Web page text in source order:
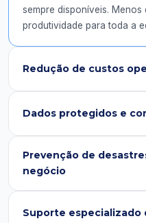
sempre disponíveis. Menos
produtividade para toda a
Redução de custos
Dados protegidos e
Prevenção de
negócio
Suporte especializado